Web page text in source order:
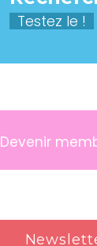
Testez le !
Devenir